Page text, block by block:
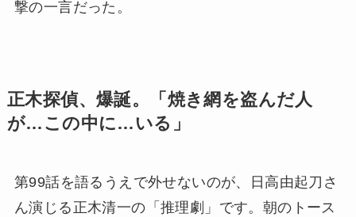
撃の一言だった。
正木探偵、爆誕。「焼き網を盗んだ人
が…この中に…いる」
第99話を語るうえで外せないのが、日高由起刀さ
ん演じる正木清一の「推理劇」です。朝のトース